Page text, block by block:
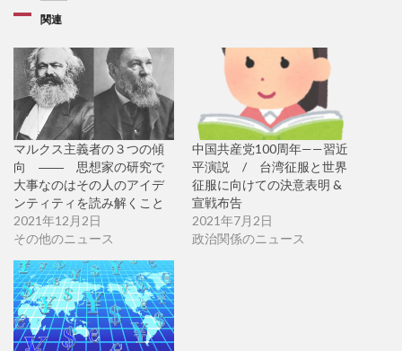
関連
マルクス主義者の３つの傾
向 ―― 思想家の研究で
大事なのはその人のアイデ
ンティティを読み解くこと
2021年12月2日
その他のニュース
中国共産党100周年——習近
平演説 / 台湾征服と世界
征服に向けての決意表明 &
宣戦布告
2021年7月2日
政治関係のニュース